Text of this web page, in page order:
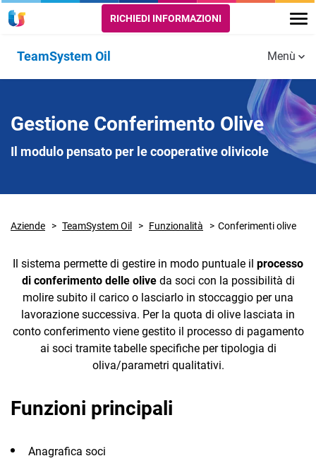
Ecommerce
RICHIEDI INFORMAZIONI
TeamSystem Oil
FISCALE
Registri
(SIAN)
CONOE
PROCESSI
olive
Molitura
Miscelazione
OLEIFICIO -
GESTIONE
COOPERATIVE
amministrativa
MODULI
CORE
Business
Intelligence
INDUSTRY 4.0
Interconnessione
con sistemi
INTEGRAZIONI
Retail
Menù
Gestione Conferimento Olive
Il modulo pensato per le cooperative olivicole
Aziende TeamSystem Oil Funzionalità Conferimenti olive
Il sistema permette di gestire in modo puntuale il processo
di conferimento delle oliveda soci con la possibilità di
molire subito il carico o lasciarlo in stoccaggio per una
lavorazione successiva. Per la quota di olive lasciata in
conto conferimento viene gestito il processo di pagamento
ai soci tramite tabelle specifiche per tipologia di
oliva/parametri qualitativi.
Funzioni principali
Anagrafica soci